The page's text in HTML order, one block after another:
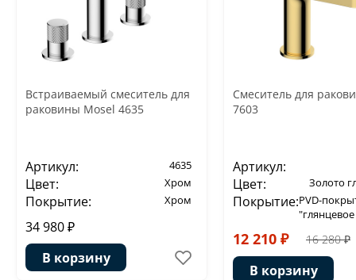
Встраиваемый смеситель для
раковины Mosel 4635
Артикул: 4635
Цвет: Хром
Покрытие: Хром
34 980 ₽
В корзину
Смеситель для
7603
Артикул:
Цвет:
Золото
Покрытие:PVD-
12 210 ₽ 16 280 ₽
В корзину